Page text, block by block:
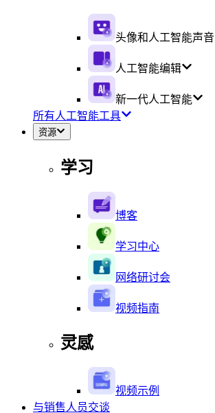
头像和人工智能声音
人工智能编辑
新一代人工智能
所有人工智能工具
资源
学习
博客
学习中心
网络研讨会
视频指南
灵感
视频示例
与销售人员交谈